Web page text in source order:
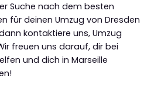
Suche nach dem besten
für deinen Umzug von Dresden
kontaktiere uns, Umzug
freuen uns darauf, dir bei
und dich in Marseille